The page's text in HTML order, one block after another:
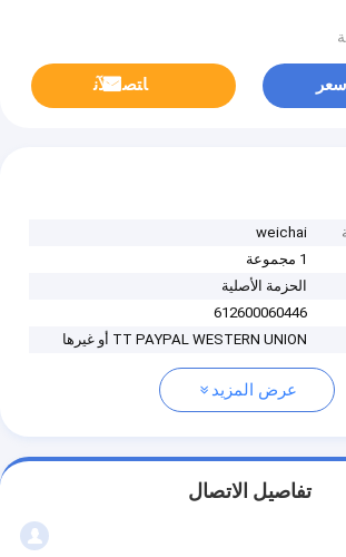
ﺎﺘﺼﻟ ﺍﻶﻧ
weichai
1 مجموعة
الحزمة الأصلية
612600060446
TT PAYPAL WESTERN UNION أو غيرها
عرض المزيد
تفاصيل الاتصال